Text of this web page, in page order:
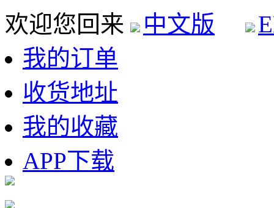
欢迎您回来 中文版
我的订单
收货地址
我的收藏
APP下载